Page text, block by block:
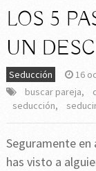
LOS 5
UN
Seducción 16
buscar pareja,
seducción,
Seguramente
has visto a